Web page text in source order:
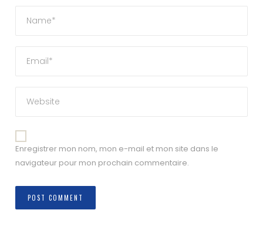
Enregistrer mon nom, mon e-mail et mon site dans le
navigateur pour mon prochain commentaire.